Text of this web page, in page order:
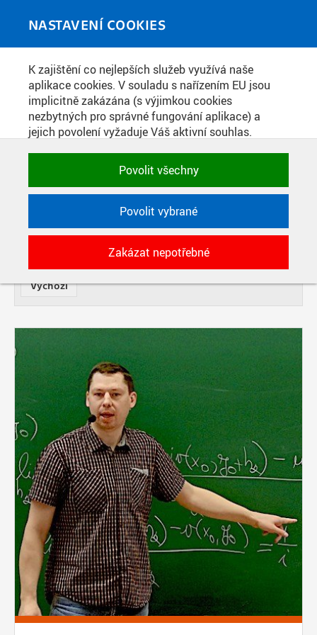
NASTAVENÍ COOKIES
K zajištění co nejlepších služeb využívá naše
aplikace cookies. V souladu s nařízením EU jsou
implicitně zakázána (s výjimkou cookies
nezbytných pro správné fungování aplikace) a
jejich povolení vyžaduje Váš aktivní souhlas.
zakázat, případně vybrat a povolit cookies podle
kategorie. Svoje rozhodnutí můžete samozřejmě
kdykoli změnit.
POTŘEBNÉ
Technické cookies využívané aplikacemi
ČVUT pro uchování jejich nastavení,
vlastností a identifikátorů relace. Jsou
nezbytné pro správné fungování a jsou
ANALYTICKÉ
Slouží pro získávání anonymizovaných
statistických údajů, které nám pomáhají
vylepšovat naše aplikace. Zpravidla jde o
cookies systémů třetích stran, které k
těmto účelům využíváme.
MARKETINGOVÉ
Využívané za účelem zobrazení
správných nabídek a cílení obsahu podle
Vašich preferencí. Zpravidla jde o
cookies systémů třetích stran, které nám
s analýzou uživatelského chování
pomáhají.
Povolit všechny
Povolit vybrané
Zakázat nepotřebné
MEDIATÉKA
VIDEOPŘÍSPĚVKY
NÁZEV
SOUČÁST POČET
Pages